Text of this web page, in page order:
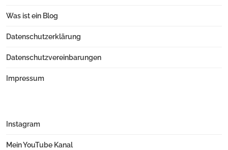
Was ist ein Blog
Datenschutzerklärung
Datenschutzvereinbarungen
Impressum
Instagram
Mein YouTube Kanal